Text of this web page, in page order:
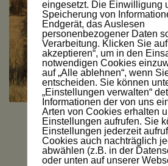
eingesetzt. Die Einwilligung
Speicherung von
Endgerät, das Auslesen
personenbezogener Daten
Verarbeitung. Klicken Sie auf
akzeptieren“, um in den
notwendigen Cookies
auf „Alle ablehnen“, wenn
entscheiden. Sie können
„Einstellungen verwalten“
Informationen der von uns
Arten von Cookies erhalten
Einstellungen aufrufen. Sie
Einstellungen jederzeit
Cookies auch nachträglich
abwählen (z.B. in der
oder unten auf unserer